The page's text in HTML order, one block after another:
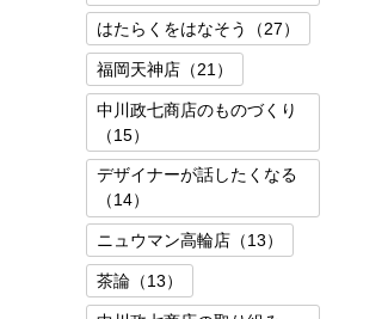
はたらくをはなそう（27）
福岡天神店（21）
中川政七商店のものづくり
（15）
デザイナーが話したくなる
（14）
ニュウマン高輪店（13）
茶論（13）